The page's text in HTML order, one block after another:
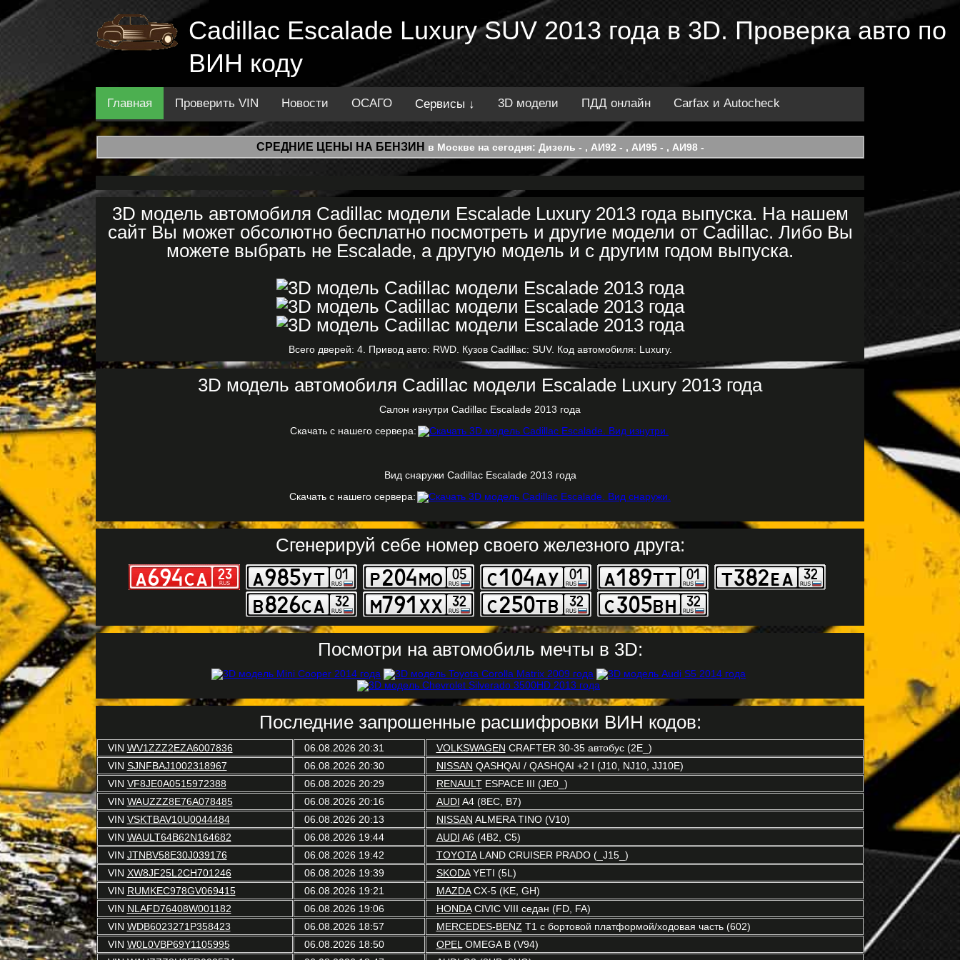
Cadillac Escalade Luxury SUV 2013 года в 3D. Проверка авто по
ВИН коду
Главная Проверить VIN Новости ОСАГО Сервисы ↓ 3D модели ПДД онлайн Carfax и Autocheck
СРЕДНИЕ ЦЕНЫ НА БЕНЗИН в Москве на сегодня: Дизель - , АИ92 - , АИ95 - , АИ98 -
3D модель автомобиля Cadillac модели Escalade Luxury 2013 года выпуска. На нашем
сайт Вы может обсолютно бесплатно посмотреть и другие модели от Cadillac. Либо Вы
можете выбрать не Escalade, а другую модель и с другим годом выпуска.
Всего дверей: 4. Привод авто: RWD. Кузов Cadillac: SUV. Код автомобиля: Luxury.
3D модель автомобиля Cadillac модели Escalade Luxury 2013 года
Салон изнутри Cadillac Escalade 2013 года
Скачать с нашего сервера:
Вид снаружи Cadillac Escalade 2013 года
Скачать с нашего сервера:
Сгенерируй себе номер своего железного друга:
Посмотри на автомобиль мечты в 3D:
Последние запрошенные расшифровки ВИН кодов:
VIN WV1ZZZ2EZA6007836 06.08.2026 20:31 VOLKSWAGEN CRAFTER 30-35 автобус (2E_)
VIN SJNFBAJ1002318967 06.08.2026 20:30 NISSAN QASHQAI / QASHQAI +2 I (J10, NJ10, JJ10E)
VIN VF8JE0A0515972388 06.08.2026 20:29 RENAULTESPACE III (JE0_)
VIN WAUZZZ8E76A078485 06.08.2026 20:16 AUDI A4 (8EC, B7)
VIN VSKTBAV10U0044484 06.08.2026 20:13 NISSAN ALMERA TINO (V10)
VIN WAULT64B62N164682 06.08.2026 19:44 AUDI A6 (4B2, C5)
VIN JTNBV58E30J039176 06.08.2026 19:42 TOYOTALAND CRUISER PRADO (_J15_)
VIN XW8JF25L2CH701246 06.08.2026 19:39 SKODAYETI (5L)
VIN RUMKEC978GV069415 06.08.2026 19:21 MAZDACX-5 (KE, GH)
VIN NLAFD76408W001182 06.08.2026 19:06 HONDACIVIC VIII седан (FD, FA)
VIN WDB6023271P358423 06.08.2026 18:57 MERCEDES-BENZ T1 c бортовой платформой/ходовая часть (602)
VIN W0L0VBP69Y1105995 06.08.2026 18:50 OPEL OMEGA B (V94)